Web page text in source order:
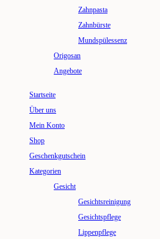
Zahnpasta
Zahnbürste
Mundspülessenz
Origosan
Angebote
Startseite
Über uns
Mein Konto
Shop
Geschenkgutschein
Kategorien
Gesicht
Gesichtsreinigung
Gesichtspflege
Lippenpflege